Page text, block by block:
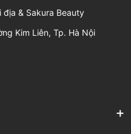
& Sakura Beauty
Kim Liên, Tp. Hà Nội